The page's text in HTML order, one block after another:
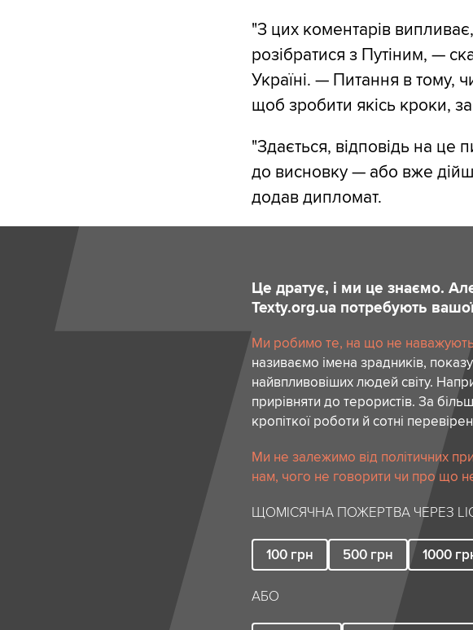
"З цих коментарів
розібратися з Путіним, —
Україні. — Питання в тому,
щоб зробити якісь кроки,
"Здається, відповідь на це
до висновку — або вже
додав дипломат.
Це дратує, і ми це знаємо.
Texty.org.ua потребують
Ми робимо те, на що не
називаємо імена зрадників,
найвпливовіших людей світу.
прирівняти до терористів. За
кропіткої роботи й сотні
Ми не залежимо від політичних
нам, чого не говорити чи про що
ЩОМІСЯЧНА ПОЖЕРТВА ЧЕРЕЗ
100 грн 500 грн 1000
АБО